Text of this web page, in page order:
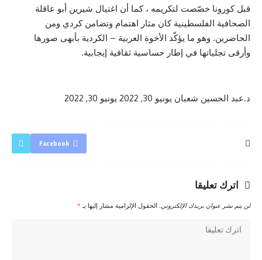
قبل كورونا خصّصت لتكريمه ، كما أن اغتيال شيرين أبو عاقلة
الصحافية الفلسطينية كان مثار اهتمام وتضامن كردي ومن
الحاضرين. وهو ما يؤكّد الأخوة العربية – الكردية بأبهى صورها
وأرقى تجلياتها في إطار حساسية ثقافية إيجابية.
د.عبد الحسين شعبان يونيو 30, 2022 يونيو 30, 2022
Facebook
اترك تعليقا
لن يتم نشر عنوان بريدك الإلكتروني. الحقول الإلزامية مشار إليها بـ *